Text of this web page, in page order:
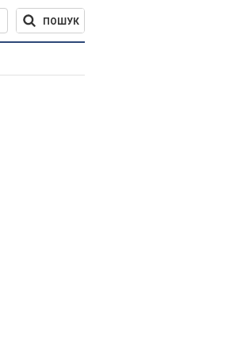
ПОШУК